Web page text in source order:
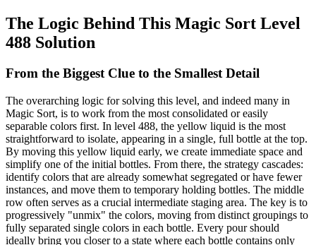
The Logic Behind This Magic Sort Level
488 Solution
From the Biggest Clue to the Smallest Detail
The overarching logic for solving this level, and indeed many in
Magic Sort, is to work from the most consolidated or easily
separable colors first. In level 488, the yellow liquid is the most
straightforward to isolate, appearing in a single, full bottle at the top.
By moving this yellow liquid early, we create immediate space and
simplify one of the initial bottles. From there, the strategy cascades:
identify colors that are already somewhat segregated or have fewer
instances, and move them to temporary holding bottles. The middle
row often serves as a crucial intermediate staging area. The key is to
progressively "unmix" the colors, moving from distinct groupings to
fully separated single colors in each bottle. Every pour should
ideally bring you closer to a state where each bottle contains only